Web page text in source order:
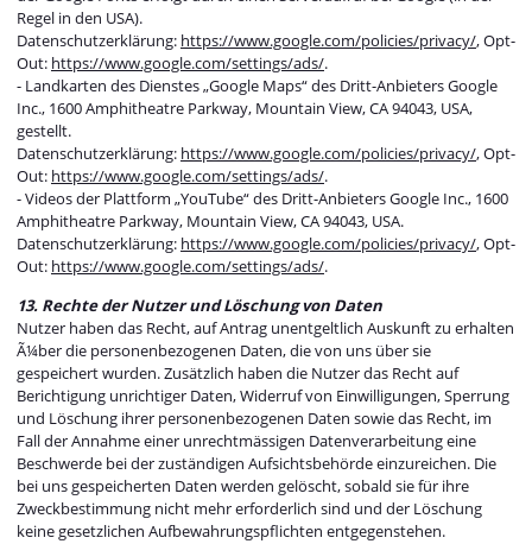
Regel in den USA).
Datenschutzerklärung: https://www.google.com/policies/privacy/, Opt-
Out: https://www.google.com/settings/ads/.
- Landkarten des Dienstes „Google Maps“ des Dritt-Anbieters Google
Inc., 1600 Amphitheatre Parkway, Mountain View, CA 94043, USA,
gestellt.
Datenschutzerklärung: https://www.google.com/policies/privacy/, Opt-
Out: https://www.google.com/settings/ads/.
- Videos der Plattform „YouTube“ des Dritt-Anbieters Google Inc., 1600
Amphitheatre Parkway, Mountain View, CA 94043, USA.
Datenschutzerklärung: https://www.google.com/policies/privacy/, Opt-
Out: https://www.google.com/settings/ads/.
13. Rechte der Nutzer und Löschung von Daten
Nutzer haben das Recht, auf Antrag unentgeltlich Auskunft zu erhalten
Ã¼ber die personenbezogenen Daten, die von uns über sie
gespeichert wurden. Zusätzlich haben die Nutzer das Recht auf
Berichtigung unrichtiger Daten, Widerruf von Einwilligungen, Sperrung
und Löschung ihrer personenbezogenen Daten sowie das Recht, im
Fall der Annahme einer unrechtmässigen Datenverarbeitung eine
Beschwerde bei der zuständigen Aufsichtsbehörde einzureichen. Die
bei uns gespeicherten Daten werden gelöscht, sobald sie für ihre
Zweckbestimmung nicht mehr erforderlich sind und der Löschung
keine gesetzlichen Aufbewahrungspflichten entgegenstehen.